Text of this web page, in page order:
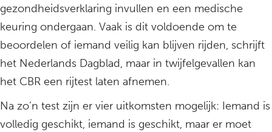
gezondheidsverklaring invullen en een medische
keuring ondergaan. Vaak is dit voldoende om te
beoordelen of iemand veilig kan blijven rijden, schrijft
het Nederlands Dagblad, maar in twijfelgevallen kan
het CBR een rijtest laten afnemen.
Na zo’n test zijn er vier uitkomsten mogelijk: Iemand is
volledig geschikt, iemand is geschikt, maar er moet